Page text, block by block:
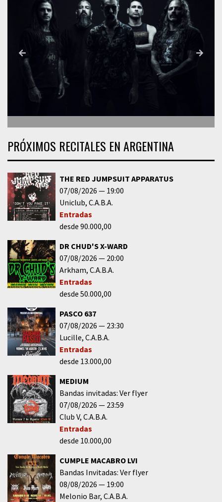
PRÓXIMOS RECITALES EN ARGENTINA
THE RED JUMPSUIT APPARATUS
07/08/2026
19:00
Uniclub C.A.B.A.
Entradas
desde 90.000,00
DR CHUD'S X-WARD
07/08/2026
20:00
Arkham C.A.B.A.
Entradas
desde 50.000,00
PASCO 637
07/08/2026
23:30
Lucille C.A.B.A.
Entradas
desde 13.000,00
MEDIUM
Bandas invitadas: Ver flyer
07/08/2026
23:59
Club V C.A.B.A.
Entradas
desde 10.000,00
CUMPLE MACABRO LVI
Bandas Invitadas: Ver flyer
08/08/2026
19:00
Melonio Bar C.A.B.A.